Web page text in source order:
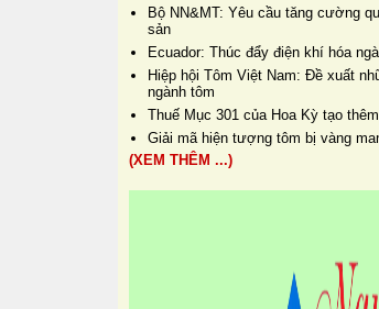
Bộ NN&MT: Yêu cầu tăng cường
sản
Ecuador: Thúc đẩy điện khí hóa
Hiệp hội Tôm Việt Nam: Đề xuất
ngành tôm
Thuế Mục 301 của Hoa Kỳ tạo
Giải mã hiện tượng tôm bị vàng
(XEM THÊM ...)